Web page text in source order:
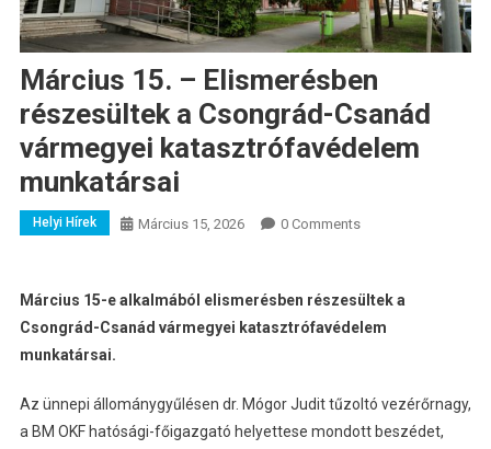
Március 15. – Elismerésben
részesültek a Csongrád-Csanád
vármegyei katasztrófavédelem
munkatársai
Helyi Hírek Március 15, 2026 0 Comments
Március 15-e alkalmából elismerésben részesültek a
Csongrád-Csanád vármegyei katasztrófavédelem
munkatársai.
Az ünnepi állománygyűlésen dr. Mógor Judit tűzoltó vezérőrnagy,
a BM OKF hatósági-főigazgató helyettese mondott beszédet,